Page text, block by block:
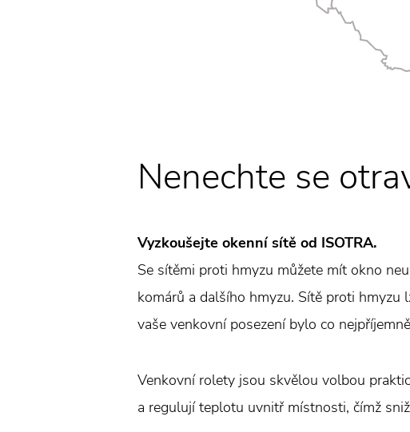
Nenechte se
Vyzkoušejte okenní sítě od ISOTRA.
Se sítěmi proti hmyzu můžete mít okno
komárů a dalšího hmyzu. Sítě proti hmyzu
vaše venkovní posezení bylo co
Venkovní rolety jsou skvělou volbou
a regulují teplotu uvnitř místnosti, čímž